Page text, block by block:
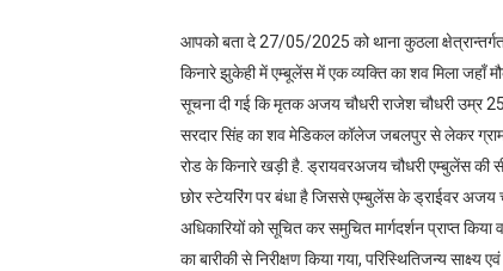
अमराडांड मोड़ पर कुठला पुलिस
चाकू की नोक पर हुई लूट का
आपको बता दे 27/05/2025 को थाना कुठला
किनारे झुकेही में एम्बूलेंस में एक व्यक्ति का शव मिला जहाँ
सूचना दी गई कि मृतक अजय चौधरी राजेश चौधरी उम्र
सरदार सिंह का शव मेडिकल कॉलेज जबलपुर से लेकर ग्राम
रोड के किनारे खड़ी है. ड्रायवरअजय चौधरी एम्बुलेंस की
छोर स्टेयरिंग पर बंधा है जिससे एम्बुलेंस के ड्राईवर अजय
अधिकारियों को सूचित कर समुचित मार्गदर्शन प्राप्त
का बारीकी से निरीक्षण किया गया, परिस्थितिजन्य